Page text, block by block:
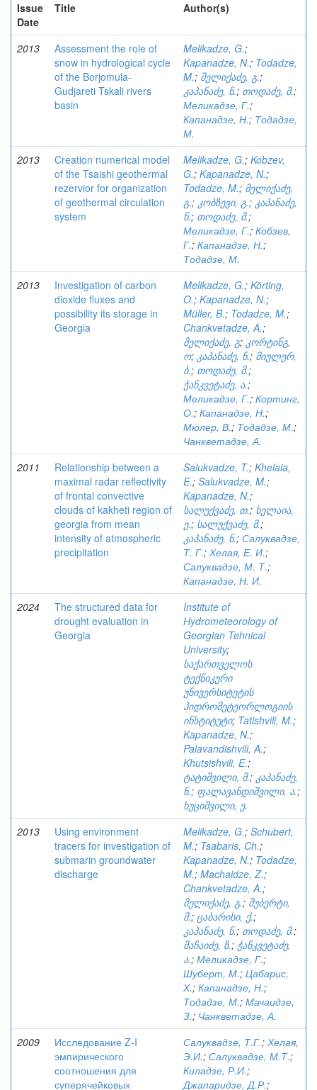
Issue
Date
Title Author(s)
2013
Assessment the role of
snow in hydrological cycle
of the Borjomula-
Gudjareti Tskali rivers
basin
Melikadze, G.;
Kapanadze, N.; Todadze,
M.; მელიქაძე, გ.;
კაპანაძე, ნ.; თოდაძე, მ.;
Меликадзе, Г.;
Капанадзе, Н.; Тодадзе,
М.
2013
Creation numerical model
of the Tsaishi geothermal
rezervior for organization
of geothermal circulation
system
Melikadze, G.; Kobzev,
G.; Kapanadze, N.;
Todadze, M.; მელიქაძე,
გ.; კობზევი, გ.; კაპანაძე,
ნ.; თოდაძე, მ.;
Меликадзе, Г.; Кобзев,
Г.; Капанадзе, Н.;
Тодадзе, М.
2013
Investigation of carbon
dioxide fluxes and
possibility its storage in
Georgia
Melikadze, G.; Körting,
O.; Kapanadze, N.;
Müller, B.; Todadze, M.;
Chankvetadze, A.;
მელიქაძე, გ; კორტინგ,
ო; კაპანაძე, ნ.; მიულერ,
ბ.; თოდაძე, მ.;
ჭანკვეტაძე, ა.;
Меликадзе, Г.; Кортинг,
О.; Капанадзе, Н.;
Мюлер, В.; Тодадзе, М.;
Чанкветадзе, А.
2011
Relationship between a
maximal radar reflectivity
of frontal convective
clouds of kakheti region of
georgia from mean
intensity of atmospheric
precipitation
Salukvadze, T.; Khelaia,
E.; Salukvadze, M.;
Kapanadze, N.;
სალუქვაძე, თ.; ხელაია,
ე.; სალუქვაძე, მ.;
კაპანაძე, ნ.; Салуквадзе,
Т. Г.; Хелая, Е. И.;
Салуквадзе, М. Т.;
Капанадзе, Н. И.
2024
The structured data for
drought evaluation in
Georgia
Institute of
Hydrometeorology of
Georgian Tehnical
University;
საქართველოს
ტექნიკური
უნივერსიტეტის
ჰიდრომეტეორლოგიის
ინსტიტუტი; Tatishvili, M.;
Kapanadze, N.;
Palavandishvili, A.;
Khutsishvili, E.;
ტატიშვილი, მ.; კაპანაძე,
ნ.; ფალავანდიშვილი, ა.;
ხუციშვილი, ე.
2013
Using environment
tracers for investigation of
submarin groundwater
discharge
Melikadze, G.; Schubert,
M.; Tsabaris, Ch.;
Kapanadze, N.; Todadze,
M.; Machaidze, Z.;
Chankvetadze, A.;
მელიქაძე, გ.; შუბერტი,
მ.; ცაბარისი, ქ.;
კაპანაძე, ნ.; თოდაძე, მ.;
მაჩაიძე, ზ.; ჭანკვეტაძე,
ა.; Меликадзе, Г.;
Шуберт, М.; Цабарис,
Х.; Капанадзе, Н.;
Тодадзе, М.; Мачаидзе,
З.; Чанкветадзе, А.
2009
Исследование Z-I
эмпирического
соотношения для
суперячейковых
Салуквадзе, Т.Г.; Хелая,
Э.И.; Салуквадзе, М.Т.;
Киладзе, Р.И.;
Джапаридзе, Д.Р.;